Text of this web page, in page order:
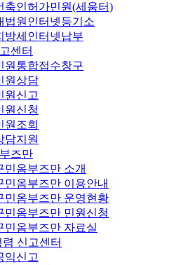
축인허가민원(세움터)
법원인터넷등기소
방세인터넷납부
센터
원통합접수창구
원상담
원신고
원신청
원조회
담지원
즈만
민옴부즈만 소개
민옴부즈만 이용안내
민옴부즈만 운영현황
민옴부즈만 민원신청
민옴부즈만 자료실
렴 신고센터
익신고